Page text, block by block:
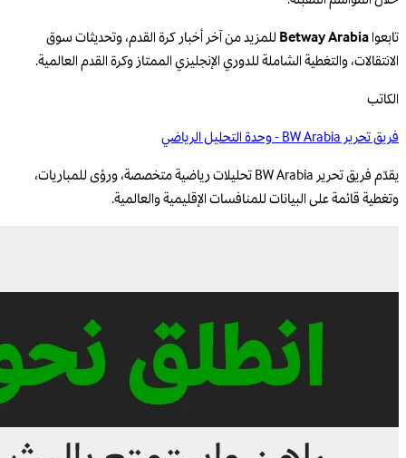
تابعواBetway Arabiaللمزيد من آخر أخبار كرة القدم، وتحديثات سوق
الانتقالات، والتغطية الشاملة للدوري الإنجليزي الممتاز وكرة القدم العالمية.
الكاتب
فريق تحرير BW Arabia - وحدة التحليل الرياضي
يقدّم فريق تحرير BW Arabia تحليلات رياضية متخصصة، ورؤى للمباريات،
وتغطية قائمة على البيانات للمنافسات الإقليمية والعالمية.